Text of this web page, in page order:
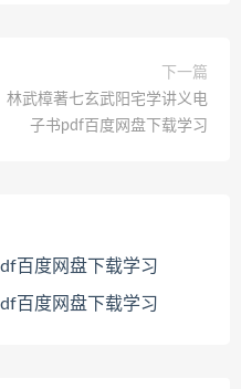
下一篇
林武樟著七玄武阳宅学讲义电
子书pdf百度网盘下载学习
百度网盘下载学习
百度网盘下载学习